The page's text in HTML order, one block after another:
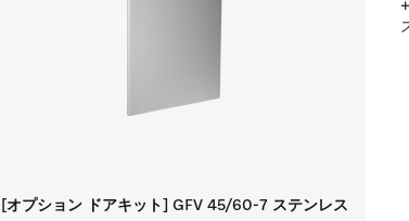
[オプション ドアキット] GFV 45/60-7 ステンレス